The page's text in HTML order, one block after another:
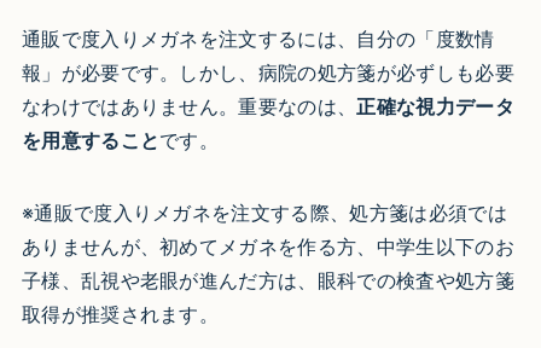
通販で度入りメガネを注文するには、自分の「度数情
報」が必要です。しかし、病院の処方箋が必ずしも必要
なわけではありません。重要なのは、正確な視力データ
を用意することです。
※通販で度入りメガネを注文する際、処方箋は必須では
ありませんが、初めてメガネを作る方、中学生以下のお
子様、乱視や老眼が進んだ方は、眼科での検査や処方箋
取得が推奨されます。